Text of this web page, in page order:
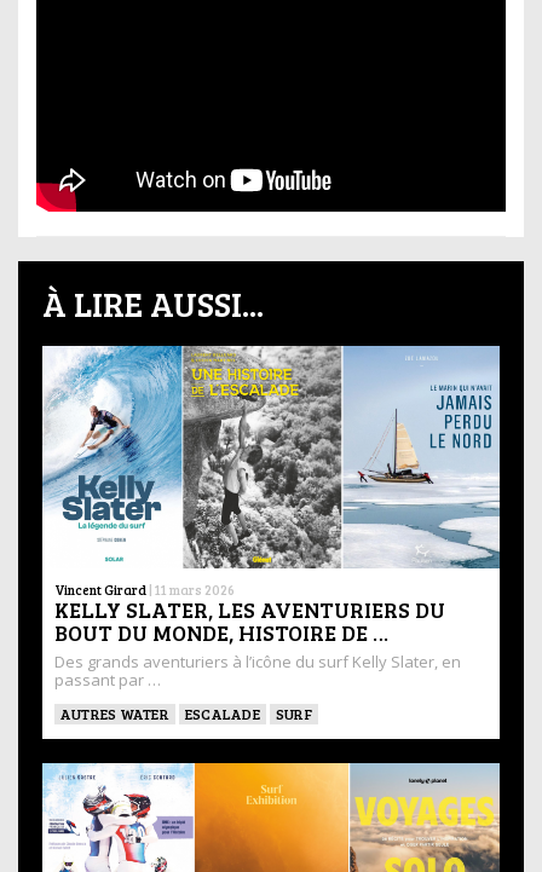
À LIRE AUSSI...
Vincent Girard | 11 mars 2026
KELLY SLATER, LES AVENTURIERS DU
BOUT DU MONDE, HISTOIRE DE …
Des grands aventuriers à l’icône du surf Kelly Slater, en
passant par …
AUTRES WATER ESCALADE SURF